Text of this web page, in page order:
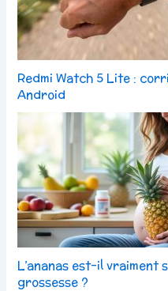
Redmi Watch 5 Lite :
Android
L’ananas est-il vraiment
grossesse ?